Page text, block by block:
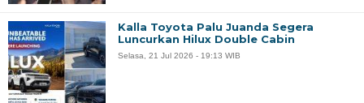
Kalla Toyota Palu Juanda Segera
Luncurkan Hilux Double Cabin
Selasa, 21 Jul 2026 - 19:13 WIB